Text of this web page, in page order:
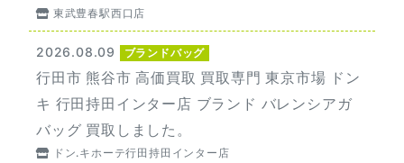
東武豊春駅西口店
2026.08.09 ブランドバッグ
行田市 熊谷市 高価買取 買取専門 東京市場 ドン
キ 行田持田インター店 ブランド バレンシアガ
バッグ 買取しました。
ドン.キホーテ行田持田インター店